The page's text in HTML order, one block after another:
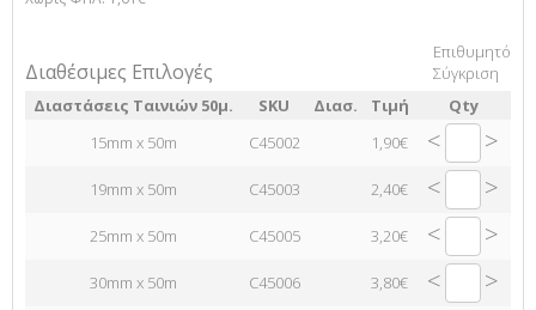
Επιθυμητό
Σύγκριση
Διαθέσιμες Επιλογές
Διαστάσεις Ταινιών 50μ. SKU Διασ. Τιμή
Qty
15mm x 50m
C45002 1,90€ < >
19mm x 50m C45003 2,40€ < >
25mm x 50m C45005 3,20€ < >
30mm x 50m C45006 3,80€ < >